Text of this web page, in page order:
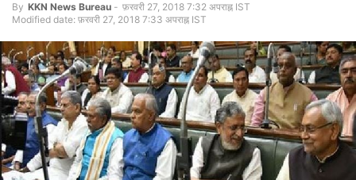
By KKN News Bureau - फ़रवरी 27, 2018 7:32 अपराह्न IST
Modified date: फ़रवरी 27, 2018 7:33 अपराह्न IST